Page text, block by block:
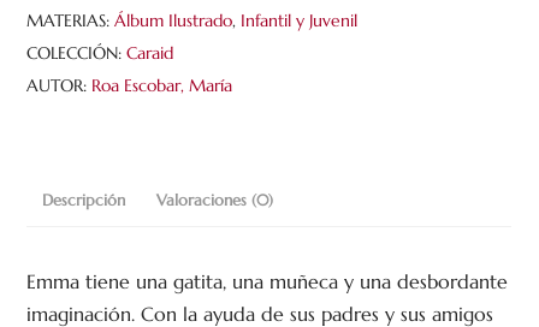
MATERIAS:Álbum Ilustrado, Infantil y Juvenil
COLECCIÓN:Caraid
AUTOR: Roa Escobar, María
Descripción Valoraciones (0)
Emma tiene una gatita, una muñeca y una desbordante
imaginación. Con la ayuda de sus padres y sus amigos